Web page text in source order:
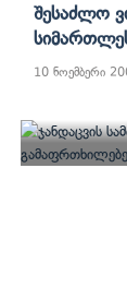
Შესაძლო
10 ნოემბერი